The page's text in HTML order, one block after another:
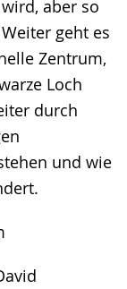
aber so
geht es
Zentrum,
Loch
durch
und wie